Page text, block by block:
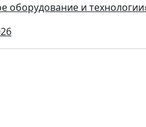
оборудование и